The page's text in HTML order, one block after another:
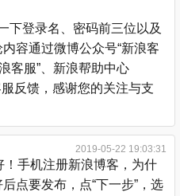
下登录名、密码前三位以及
容通过微博公众号“新浪客
客服”、新浪帮助中心
反馈，感谢您的关注与支
2019-05-22 19:03:31
！手机注册新浪博客，为什
点要发布，点“下一步”，选